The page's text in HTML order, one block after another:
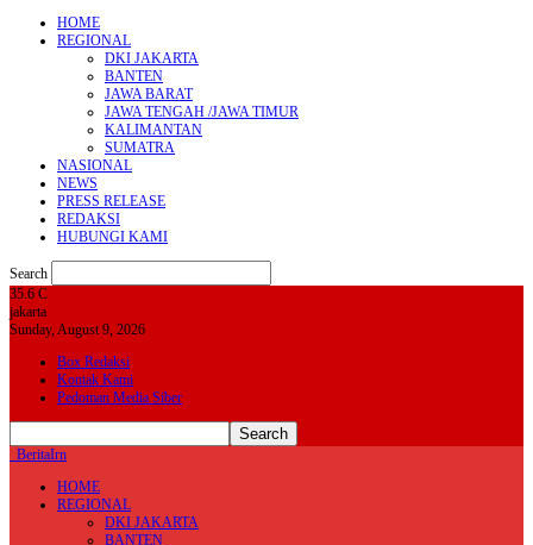
HOME
REGIONAL
DKI JAKARTA
BANTEN
JAWA BARAT
JAWA TENGAH /JAWA TIMUR
KALIMANTAN
SUMATRA
NASIONAL
NEWS
PRESS RELEASE
REDAKSI
HUBUNGI KAMI
Search
35.6 C
jakarta
Sunday, August 9, 2026
Box Redaksi
Kontak Kami
Pedoman Media Siber
BeritaIrn
HOME
REGIONAL
DKI JAKARTA
BANTEN